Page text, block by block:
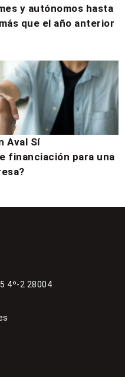
y autónomos hasta
que el año anterior
Aval Sí
financiación para una
4º-2 28004